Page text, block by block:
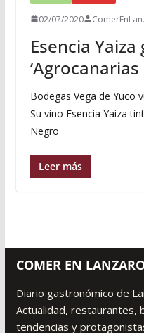
02/07/2020
Esencia
‘Agrocanarias
Bodegas Vega de Yuco
Su vino Esencia Yaiza
Negro
Leer más
COMER EN
Diario gastronómico de
Actualidad, restaurantes,
tendencias y